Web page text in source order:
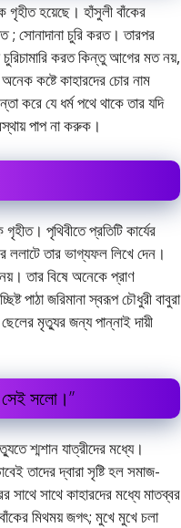
গৃহীত হয়েছে। হাঁসুলী বাঁকের
; সােনাদানা চুরি করত। তারপর
চুরিচামারি করত কিন্তু আগের মত নয়,
কষ্টে কাহারদের চোর নাম
করে যে ধর্ম পথে থাকে তার যদি
পাপ না করুক।
পৃথিবীতে প্রতিটি কার্যের
ললাটে তার ভাগ্যফল লিখে দেন।
তার বিষে অনেকে প্রাণ
পাঠা জরিমানা স্বরূপ চৌধুরী বাবুরা
ছেলের মৃত্যুর জন্য পান্নাই দায়ী
সেই সলো।”
শ্মশান যাত্রীদের মধ্যে।
তাদের দ্বারা সৃষ্টি হল সমাজ-
সাথে সাথে কাহারদের মধ্যে মাতব্বর
মিথময় জগৎ; মুখে মুখে চলা